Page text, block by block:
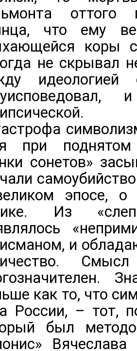
оттого
что ему
коры
не скрывал
идеологией
при поднятом
сонетов»
эпосе, о
Из
и
как то, что
России, – тот,
был
Вячеслава